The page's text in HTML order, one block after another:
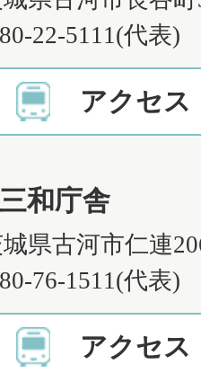
22-5111(代表)
アクセス
和庁舎
県古河市仁連
76-1511(代表)
アクセス